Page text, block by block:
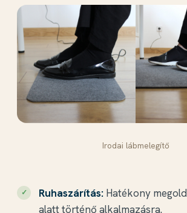
Irodai lábmelegítő
Ruhaszárítás: Hatékony
alatt történő alkalmazásra.